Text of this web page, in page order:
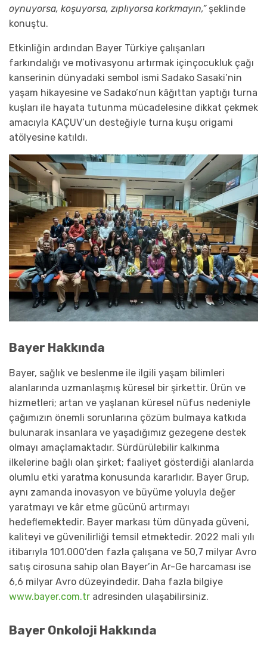
oynuyorsa, koşuyorsa, zıplıyorsa korkmayın,”şeklinde
konuştu.
Etkinliğin ardından Bayer Türkiye çalışanları
farkındalığı ve motivasyonu artırmak içinçocukluk çağı
kanserinin dünyadaki sembol ismi Sadako Sasaki’nin
yaşam hikayesine ve Sadako’nun kâğıttan yaptığı turna
kuşları ile hayata tutunma mücadelesine dikkat çekmek
amacıyla KAÇUV’un desteğiyle turna kuşu origami
atölyesine katıldı.
Bayer Hakkında
Bayer, sağlık ve beslenme ile ilgili yaşam bilimleri
alanlarında uzmanlaşmış küresel bir şirkettir. Ürün ve
hizmetleri; artan ve yaşlanan küresel nüfus nedeniyle
çağımızın önemli sorunlarına çözüm bulmaya katkıda
bulunarak insanlara ve yaşadığımız gezegene destek
olmayı amaçlamaktadır. Sürdürülebilir kalkınma
ilkelerine bağlı olan şirket; faaliyet gösterdiği alanlarda
olumlu etki yaratma konusunda kararlıdır. Bayer Grup,
aynı zamanda inovasyon ve büyüme yoluyla değer
yaratmayı ve kâr etme gücünü artırmayı
hedeflemektedir. Bayer markası tüm dünyada güveni,
kaliteyi ve güvenilirliği temsil etmektedir. 2022 mali yılı
itibarıyla 101.000’den fazla çalışana ve 50,7 milyar Avro
satış cirosuna sahip olan Bayer’in Ar-Ge harcaması ise
6,6 milyar Avro düzeyindedir. Daha fazla bilgiye
www.bayer.com.tr adresinden ulaşabilirsiniz.
Bayer Onkoloji Hakkında